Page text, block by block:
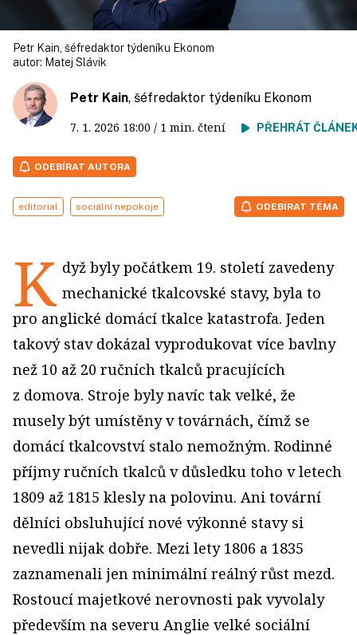
Petr Kain, šéfredaktor týdeníku Ekonom
autor: Matej Slávik
Petr Kain, šéfredaktor týdeníku Ekonom
7. 1. 2026 18:00 / 1 min. čtení PŘEHRÁT
ODEBÍRAT AUTORA
editorial sociální nepokoje ODEBÍRAT TÉMA
K dyž byly počátkem 19. století zavedeny
mechanické tkalcovské stavy, byla to
pro anglické domácí tkalce katastrofa. Jeden
takový stav dokázal vyprodukovat více bavlny
než 10 až 20 ručních tkalců pracujících
z domova. Stroje byly navíc tak velké, že
musely být umístěny v továrnách, čímž se
domácí tkalcovství stalo nemožným. Rodinné
příjmy ručních tkalců v důsledku toho v letech
1809 až 1815 klesly na polovinu. Ani tovární
dělníci obsluhující nové výkonné stavy si
nevedli nijak dobře. Mezi lety 1806 a 1835
zaznamenali jen minimální reálný růst mezd.
Rostoucí majetkové nerovnosti pak vyvolaly
především na severu Anglie velké sociální